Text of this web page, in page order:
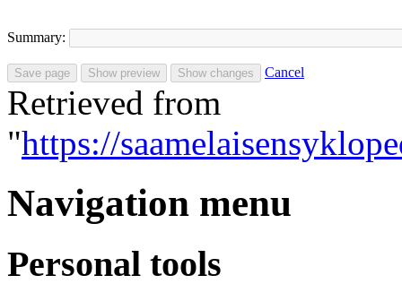
Summary:
Cancel
Retrieved from
"https://
Navigation menu
Personal tools